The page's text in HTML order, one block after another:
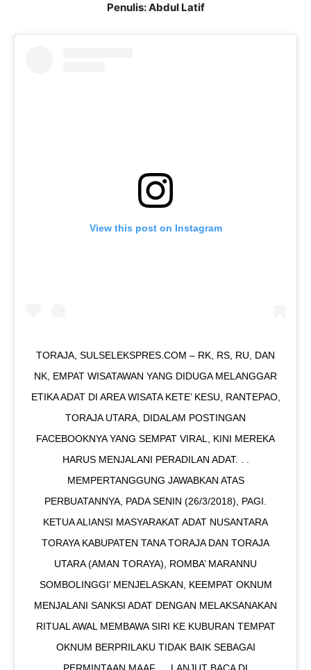
Penulis: Abdul Latif
View this post on Instagram
TORAJA, SULSELEKSPRES.COM – RK, RS, RU, DAN
NK, EMPAT WISATAWAN YANG DIDUGA MELANGGAR
ETIKA ADAT DI AREA WISATA KETE’ KESU, RANTEPAO,
TORAJA UTARA, DIDALAM POSTINGAN
FACEBOOKNYA YANG SEMPAT VIRAL, KINI MEREKA
HARUS MENJALANI PERADILAN ADAT. . .
MEMPERTANGGUNG JAWABKAN ATAS
PERBUATANNYA, PADA SENIN (26/3/2018), PAGI.
KETUA ALIANSI MASYARAKAT ADAT NUSANTARA
TORAYA KABUPATEN TANA TORAJA DAN TORAJA
UTARA (AMAN TORAYA), ROMBA’ MARANNU
SOMBOLINGGI’ MENJELASKAN, KEEMPAT OKNUM
MENJALANI SANKSI ADAT DENGAN MELAKSANAKAN
RITUAL AWAL MEMBAWA SIRI KE KUBURAN TEMPAT
OKNUM BERPRILAKU TIDAK BAIK SEBAGAI
PERMINTAAN MAAF. . . LANJUT BACA DI